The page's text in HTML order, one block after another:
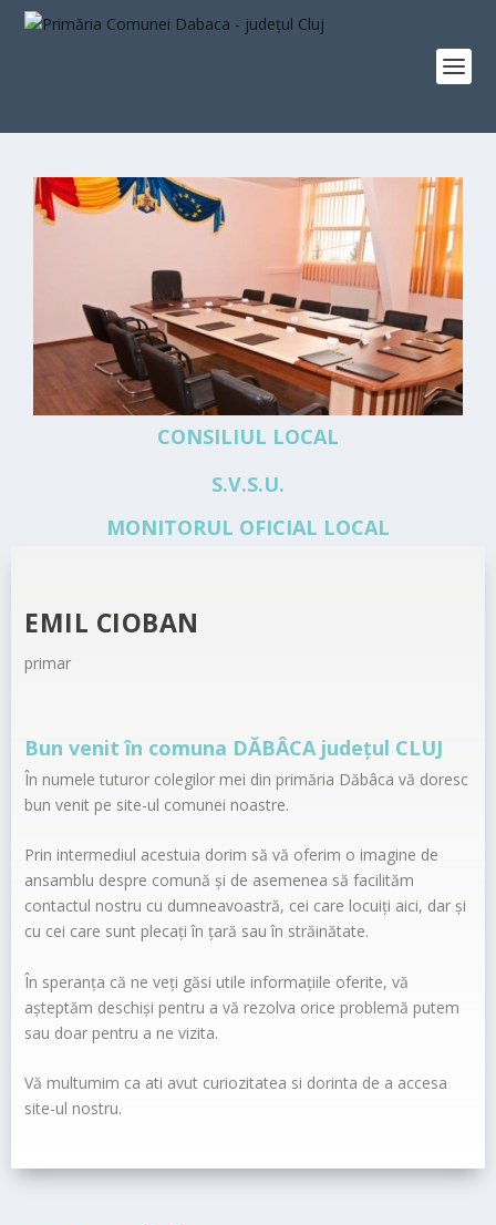
CONSILIUL LOCAL
S.V.S.U.
MONITORUL OFICIAL LOCAL
EMIL CIOBAN
primar
Bun venit în comuna DĂBÂCA județul CLUJ
În numele tuturor colegilor mei din primăria Dăbâca vă doresc
bun venit pe site-ul comunei noastre.
Prin intermediul acestuia dorim să vă oferim o imagine de
ansamblu despre comună și de asemenea să facilităm
contactul nostru cu dumneavoastră, cei care locuiți aici, dar și
cu cei care sunt plecați în țară sau în străinătate.
În speranța că ne veți găsi utile informațiile oferite, vă
așteptăm deschiși pentru a vă rezolva orice problemă putem
sau doar pentru a ne vizita.
Vă multumim ca ati avut curiozitatea si dorinta de a accesa
site-ul nostru.